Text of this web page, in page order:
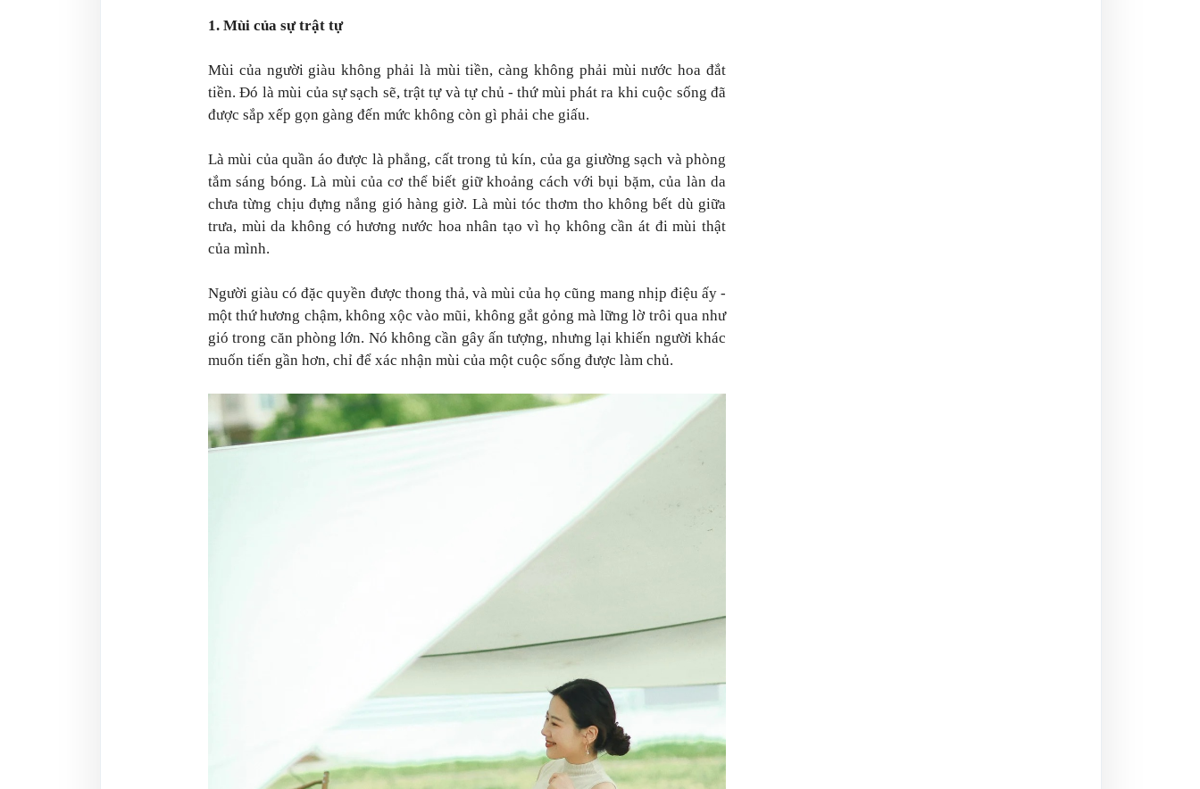
1. Mùi của sự trật tự
Mùi của người giàu không phải là mùi tiền, càng không phải mùi nước hoa đắt
tiền. Đó là mùi của sự sạch sẽ, trật tự và tự chủ - thứ mùi phát ra khi cuộc sống đã
được sắp xếp gọn gàng đến mức không còn gì phải che giấu.
Là mùi của quần áo được là phẳng, cất trong tủ kín, của ga giường sạch và phòng
tắm sáng bóng. Là mùi của cơ thể biết giữ khoảng cách với bụi bặm, của làn da
chưa từng chịu đựng nắng gió hàng giờ. Là mùi tóc thơm tho không bết dù giữa
trưa, mùi da không có hương nước hoa nhân tạo vì họ không cần át đi mùi thật
của mình.
Người giàu có đặc quyền được thong thả, và mùi của họ cũng mang nhịp điệu ấy -
một thứ hương chậm, không xộc vào mũi, không gắt gỏng mà lững lờ trôi qua như
gió trong căn phòng lớn. Nó không cần gây ấn tượng, nhưng lại khiến người khác
muốn tiến gần hơn, chỉ để xác nhận mùi của một cuộc sống được làm chủ.